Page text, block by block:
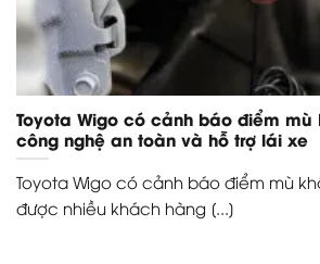
Toyota Wigo có cảnh báo điểm
công nghệ an toàn và hỗ trợ lái xe
Toyota Wigo có cảnh báo điểm mù
được nhiều khách hàng [...]